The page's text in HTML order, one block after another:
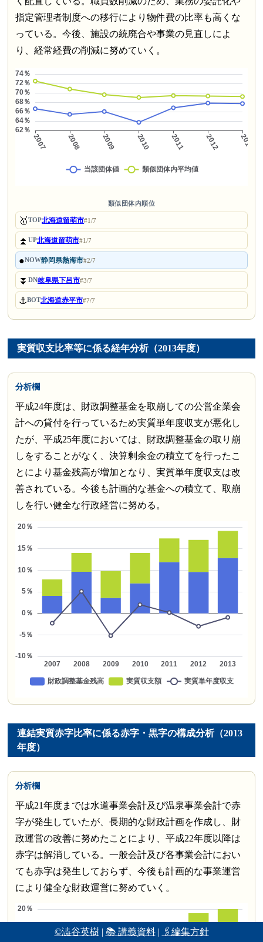
©澁谷英樹| 📚 講義資料| 🖇編集方針
指定管理者制度への移行により物件費の比率も高くな
っている。今後、施設の統廃合や事業の見直しによ
り、経常経費の削減に努めていく。
類似団体内順位
🥇TOP北海道留萌市#1/7
⏫UP北海道留萌市#1/7
●NOW静岡県熱海市#2/7
⏬DN岐阜県下呂市#3/7
⚓BOT北海道赤平市#7/7
実質収支比率等に係る経年分析（2013年度）
分析欄
平成24年度は、財政調整基金を取崩しての公営企業会
計への貸付を行っているため実質単年度収支が悪化し
たが、平成25年度においては、財政調整基金の取り崩
しをすることがなく、決算剰余金の積立てを行ったこ
とにより基金残高が増加となり、実質単年度収支は改
善されている。今後も計画的な基金への積立て、取崩
しを行い健全な行政経営に努める。
連結実質赤字比率に係る赤字・黒字の構成分析（2013
年度）
分析欄
平成21年度までは水道事業会計及び温泉事業会計で赤
字が発生していたが、長期的な財政計画を作成し、財
政運営の改善に努めたことにより、平成22年度以降は
赤字は解消している。一般会計及び各事業会計におい
ても赤字は発生しておらず、今後も計画的な事業運営
により健全な財政運営に努めていく。